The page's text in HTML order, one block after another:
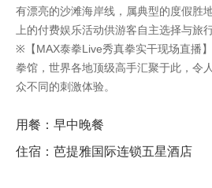
有漂亮的沙滩海岸线，属典型的度假胜
上的付费娱乐活动供游客自主选择与旅
※【MAX泰拳Live秀真拳实干现场直播
拳馆，世界各地顶级高手汇聚于此，令
众不同的刺激体验。
用餐：早中晚餐
住宿：芭提雅国际连锁五星酒店